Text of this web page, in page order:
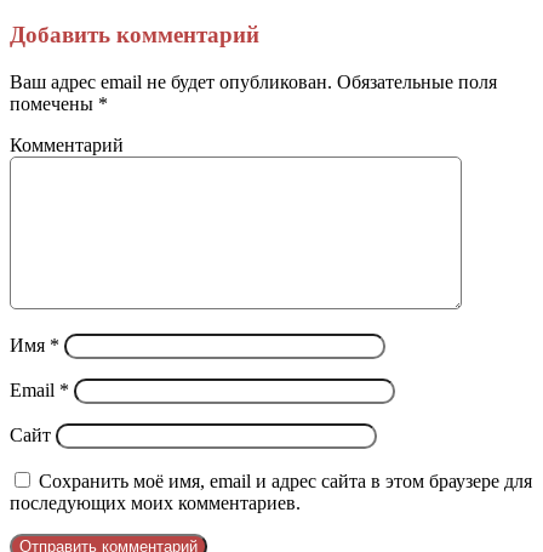
Добавить комментарий
Ваш адрес email не будет опубликован. Обязательные поля
помечены *
Комментарий
Имя *
Email *
Сайт
Сохранить моё имя, email и адрес сайта в этом браузере для
последующих моих комментариев.